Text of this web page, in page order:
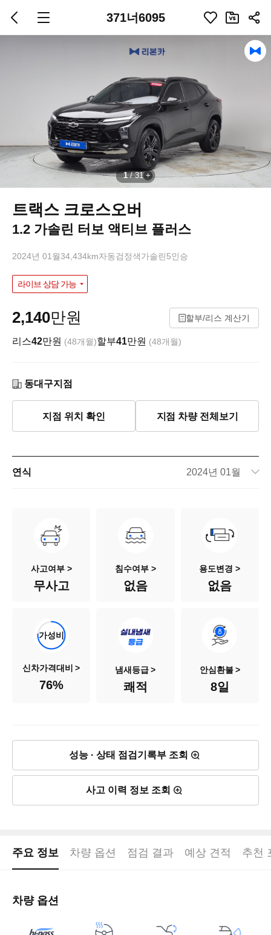
371너6095
1/31
트랙스 크로스오버
1.2 가솔린 터보 액티브 플러스
2024년 01월34,434km자동검정색가솔린5인승
라이브 상담 가능
2,140만원 할부/리스 계산기
리스42만원 (48개월)할부41만원 (48개월)
동대구지점
지점 위치 확인 지점 차량 전체보기
연식 2024년 01월
차량번호 371너6095
색상 검정색
가솔린
배기량 1,199cc
사고여부 >
무사고
침수여부 >
없음
용도변경 >
없음
가성비
신차가격대비
76%
냄새등급
쾌적
안심환불
8일
성능 · 상태 점검기록부 조회
사고 이력 정보 조회
주요 정보 차량 옵션 점검 결과 예상 견적 추천
차량 옵션